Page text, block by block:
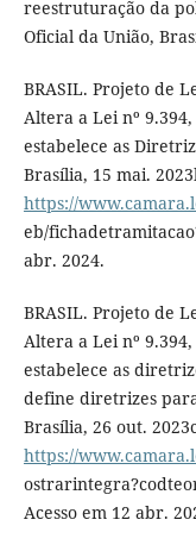
reestruturação da
Oficial da União,
BRASIL. Projeto de
Altera a Lei nº
estabelece as
Brasília, 15 mai.
https://
eb/
abr. 2024.
BRASIL. Projeto de
Altera a Lei nº
estabelece as
define diretrizes
Brasília, 26 out.
https://
Acesso em 12 abr.